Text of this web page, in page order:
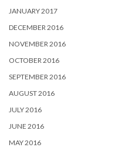
JANUARY 2017
DECEMBER 2016
NOVEMBER 2016
OCTOBER 2016
SEPTEMBER 2016
AUGUST 2016
JULY 2016
JUNE 2016
MAY 2016